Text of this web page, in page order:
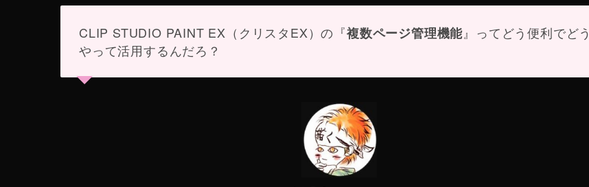
CLIP STUDIO PAINT EX（クリスタEX）の『複数ページ管理機能』ってどう便利でどう
やって活用するんだろ？